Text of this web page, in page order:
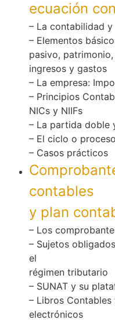
ecuación
– La contabilidad
– Elementos
pasivo, patrimonio,
ingresos y gastos
– La empresa:
– Principios
NICs y NIIFs
– La partida doble
– El ciclo o
– Casos prácticos
contables
y plan
– Los
– Sujetos
el
régimen tributario
– SUNAT y su
– Libros
electrónicos